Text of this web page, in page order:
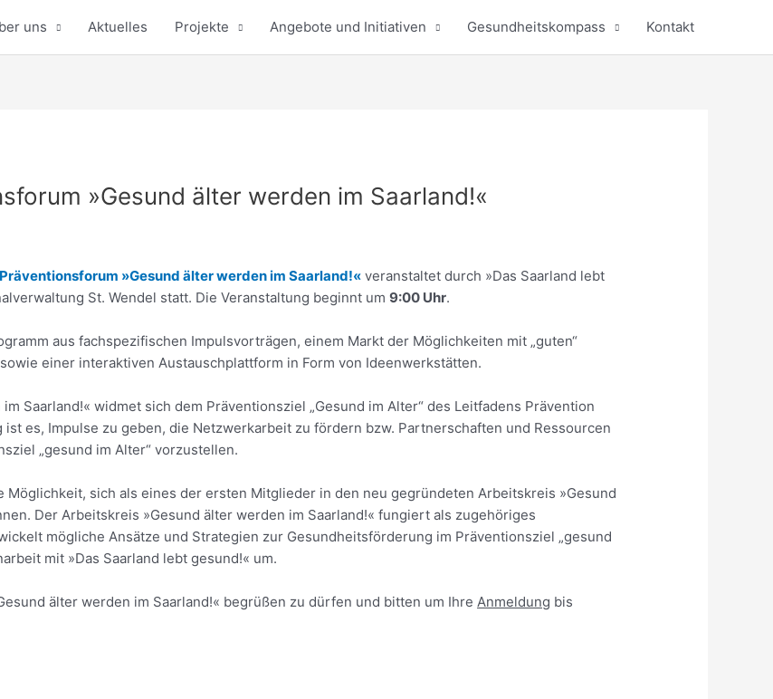
uns Aktuelles Projekte Angebote und Initiativen Gesundheitskompass Kontakt
»Gesund älter werden im Saarland!«
Präventionsforum »Gesund älter werden im Saarland!« veranstaltet durch »Das Saarland lebt
St. Wendel statt. Die Veranstaltung beginnt um9:00 Uhr.
aus fachspezifischen Impulsvorträgen, einem Markt der Möglichkeiten mit „guten“
einer interaktiven Austauschplattform in Form von Ideenwerkstätten.
Saarland!« widmet sich dem Präventionsziel „Gesund im Alter“ des Leitfadens Prävention
ist es, Impulse zu geben, die Netzwerkarbeit zu fördern bzw. Partnerschaften und Ressourcen
„gesund im Alter“ vorzustellen.
Möglichkeit, sich als eines der ersten Mitglieder in den neu gegründeten Arbeitskreis »Gesund
Der Arbeitskreis »Gesund älter werden im Saarland!« fungiert als zugehöriges
mögliche Ansätze und Strategien zur Gesundheitsförderung im Präventionsziel „gesund
mit »Das Saarland lebt gesund!« um.
älter werden im Saarland!« begrüßen zu dürfen und bitten um IhreAnmeldung bis